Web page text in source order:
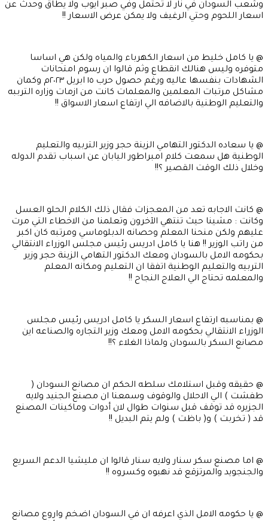
وشعب السودان في نار لا تحتمل وفي صبر ايوب ولا يطاق وحدث عن
اسعار اللحوم وحتي الرغيف ولا يمكن عرض الاسعار !!
@ يا كامل خليط من اسعار الكهرباء والمياه ولكن هي اساسا
متوفره وليس هنالك انقطاع وثم قالوا ان رسوم امتحانات
الشهادات بنفسها عاليه ورغم حصول حرب ١٥ ابريل ٢٠٢٣م وكمان
مشاكل مرتبات المعلمين والمعلمات كانت من ازمات وزاره الترببه
والتعليم الوطنية بالاضافه الي ارتفاع اسعار الاسواق !!
@ يا سعاده الدكتور التهامي الزينة حجر وزير التربيه والتعليم
الوطنية هل سمعت كلام امبراطور اليابان عن اسباب تقدم الدوله
وخلال ذلك الوقت القصير ؟!!
@ كانت الاجابه تعد من المعجزات فقال ذلك الكلام الحلو العسل
وكانت : مشينا حيث تنتهي الآخرون وتعلمنا من الاخطاء التي مرت
عليهم ولكن منحنا المعلم وحصانه الدبلوماسي ومرتبه كان اكبر
من راتب الوزير !! هنا يا كامل ادريس رئيس مجلس الوزراء الانتقالي
بحكومه الامل بالسودان ومعك الدكتور التهامي الزينة حجر وزير
التربيه والتعليم الوطنية اتفقا ان التعليم ومكانه المعلم
والمعلمه تحتاج الي العلاج النجاح !!
@ بمناسبه ارتفاع اسعار السكر يا كامل ادريس رئيس مجلس
الوزراء الانتقالي بحكومه الامل ومعك وزير التجاره والصناعه اين
مصانع السكر بالسودان ولماذا الغلاء ؟!!
@ حقيقه وقبل استلامك سلطه الحكم ان مصانع السودان (
طفشت ) الي الاحلال والوقوف وسمعنا ان مصنع الجنيد ولايه
الجزيره قد توقف قبل سنوات طوال لان أدوات وماكينات المصنع
قد ( تخربت ) و( باظت ) ولم يتم البديل !!
@ اما مصنع سكر سنار ولايه سنار قالوا ان مليشيا الدعم السريع
والجنجويد والمرتزقع قد نهبوه وكسروه !!
@ يا حكومه الامل الذي اعرفه ان في السودان اضخم واروع مصانع